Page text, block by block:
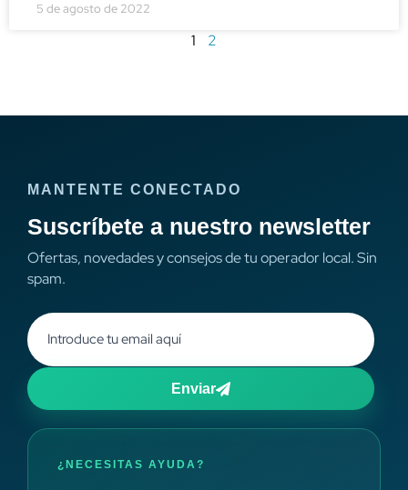
5 de agosto de 2022
1 2
MANTENTE CONECTADO
Suscríbete a nuestro newsletter
Ofertas, novedades y consejos de tu operador local. Sin
spam.
Enviar
¿NECESITAS AYUDA?